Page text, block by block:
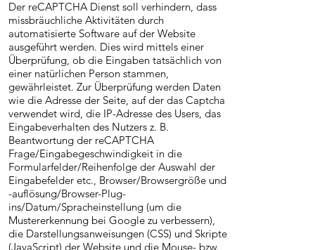
Der reCAPTCHA Dienst soll verhindern, dass
missbräuchliche Aktivitäten durch
automatisierte Software auf der Website
ausgeführt werden. Dies wird mittels einer
Überprüfung, ob die Eingaben tatsächlich von
einer natürlichen Person stammen,
gewährleistet. Zur Überprüfung werden Daten
wie die Adresse der Seite, auf der das Captcha
verwendet wird, die IP-Adresse des Users, das
Eingabeverhalten des Nutzers z. B.
Beantwortung der reCAPTCHA
Frage/Eingabegeschwindigkeit in die
Formularfelder/Reihenfolge der Auswahl der
Eingabefelder etc., Browser/Browsergröße und
-auflösung/Browser-Plug-
ins/Datum/Spracheinstellung (um die
Mustererkennung bei Google zu verbessern),
die Darstellungsanweisungen (CSS) und Skripte
(JavaScript) der Website und die Mouse- bzw.